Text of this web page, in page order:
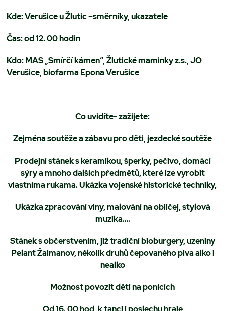
Kde: Verušice u Žlutic –směrníky, ukazatele
Čas: od 12. 00 hodin
Kdo: MAS „Smírčí kámen“, Žlutické maminky z.s., JO
Verušice, biofarma Epona Verušice
Co uvidíte- zažijete:
Zejména soutěže a zábavu pro děti, jezdecké soutěže
Prodejní stánek s keramikou, šperky, pečivo, domácí
sýry a mnoho dalších předmětů, které lze vyrobit
vlastníma rukama. Ukázka vojenské historické techniky,
Ukázka zpracování vlny, malování na obličej, stylová
muzika….
Stánek s občerstvením, již tradiční bioburgery, uzeniny
Pelant Žalmanov, několik druhů čepovaného piva alko i
nealko
Možnost povozit děti na ponících